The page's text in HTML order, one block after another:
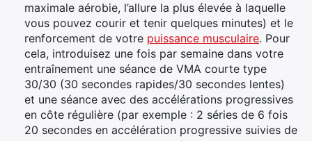
maximale aérobie, l’allure la plus élevée à laquelle
vous pouvez courir et tenir quelques minutes) et le
renforcement de votre puissance musculaire. Pour
cela, introduisez une fois par semaine dans votre
entraînement une séance de VMA courte type
30/30 (30 secondes rapides/30 secondes lentes)
et une séance avec des accélérations progressives
en côte régulière (par exemple : 2 séries de 6 fois
20 secondes en accélération progressive suivies de